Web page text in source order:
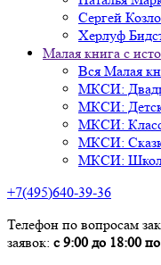
Сергей
Херлуф
Малая книга с
Вся Малая
МКСИ:
МКСИ:
МКСИ:
МКСИ:
МКСИ:
+7(495)640-39-36
Телефон по вопросам
заявок: с 9:00 до 18:00